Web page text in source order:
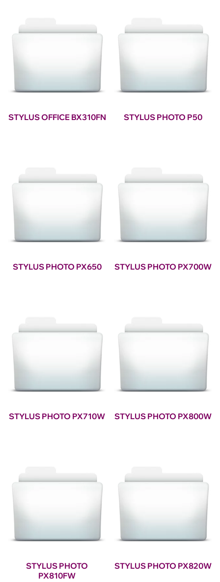
STYLUS OFFICE BX310FN STYLUS PHOTO P50
STYLUS PHOTO PX650 STYLUS PHOTO PX700W
STYLUS PHOTO PX710W STYLUS PHOTO PX800W
STYLUS PHOTO
PX810FW
STYLUS PHOTO PX820W